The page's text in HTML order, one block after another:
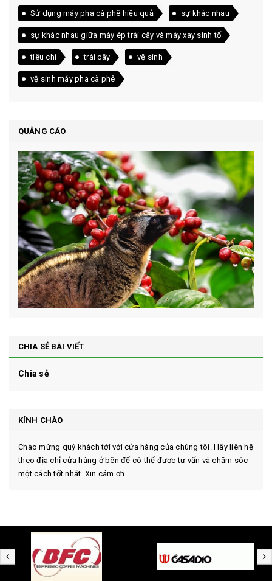
Sử dụng máy pha cà phê hiệu quả sự khác nhau
sự khác nhau giữa máy ép trái cây và máy xay sinh tố
tiêu chí trái cây vệ sinh
vệ sinh máy pha cà phê
QUẢNG CÁO
CHIA SẺ BÀI VIẾT
Chia sẻ
KÍNH CHÀO
Chào mừng quý khách tới với cửa hàng của chúng tôi. Hãy liên hệ
theo địa chỉ cửa hàng ở bên để có thể được tư vấn và chăm sóc
một cách tốt nhất. Xin cảm ơn.